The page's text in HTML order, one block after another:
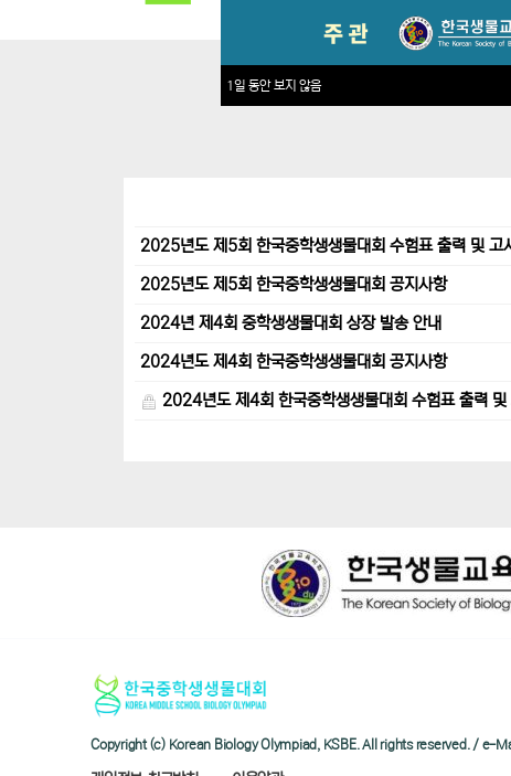
2025년도 제5회 한국중학생생물대회 수험표 출력 및 고
2025년도 제5회 한국중학생생물대회 공지사항
2024년 제4회 중학생생물대회 상장 발송 안내
2024년도 제4회 한국중학생생물대회 공지사항
2024년도 제4회 한국중학생생물대회 수험표 출력 및
Copyright (c) Korean Biology Olympiad, KSBE. All rights reserved. / e-
1일 동안 보지 않음